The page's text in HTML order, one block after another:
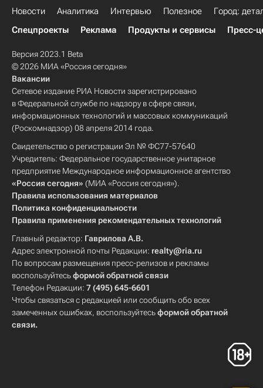
Новости Аналитика Интервью Полезное
Город:
Спецпроекты
Реклама Продукты и сервисы Пресс-
Версия 2023.1 Beta
© 2026 МИА «Россия сегодня»
Вакансии
Сетевое издание РИА Новости зарегистрировано
в Федеральной службе по надзору в сфере связи,
информационных технологий и массовых коммуникаций
(Роскомнадзор) 08 апреля 2014 года.
Свидетельство о регистрации Эл № ФС77-57640
Учредитель: Федеральное государственное унитарное
предприятие Международное информационное агентство
«Россия сегодня» (МИА «Россия сегодня»).
Правила использования материалов
Политика конфиденциальности
Правила применения рекомендательных технологий
Главный редактор: Гаврилова А.В.
Адрес электронной почты Редакции: realty@ria.ru
По вопросам размещения пресс-релизов и рекламы
воспользуйтесьформой обратной связи
Телефон Редакции: 7 (495) 645-6601
Чтобы связаться с редакцией или сообщить обо всех
замеченных ошибках, воспользуйтесьформой обратной
связи.